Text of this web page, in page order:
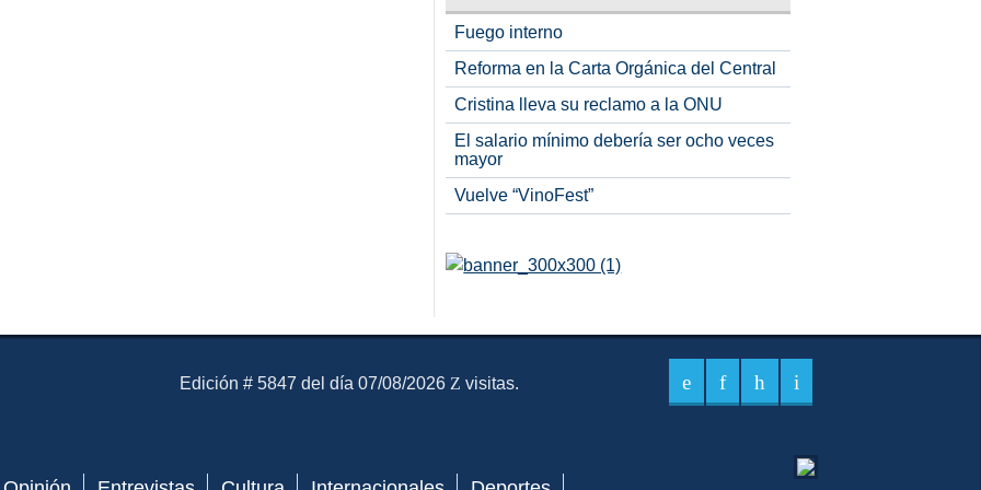
Fuego interno
Reforma en la Carta Orgánica del Central
Cristina lleva su reclamo a la ONU
El salario mínimo debería ser ocho veces
mayor
Vuelve “VinoFest”
El Mensajero Diario
Edición # 5847 del día 07/08/2026 visitas.